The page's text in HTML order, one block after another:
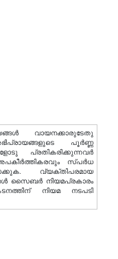
വായനക്കാരുടേതു
പൂർണ്ണ
പ്രതികരിക്കുന്നവര്‍
സ്പര്‍ധ
വ്യക്തിപരമായ
സൈബര്‍ നിയമപ്രകാരം
നിയമ നടപടി